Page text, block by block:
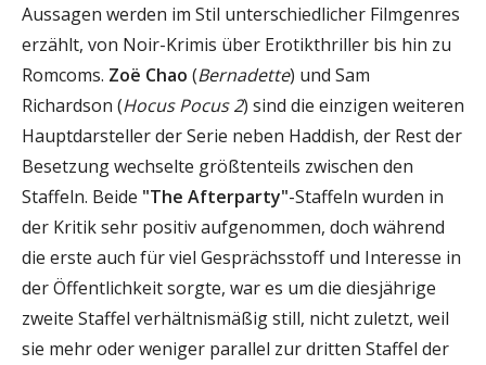
Aussagen werden im Stil unterschiedlicher Filmgenres
erzählt, von Noir-Krimis über Erotikthriller bis hin zu
Romcoms. Zoë Chao (Bernadette) und Sam
Richardson (Hocus Pocus 2) sind die einzigen weiteren
Hauptdarsteller der Serie neben Haddish, der Rest der
Besetzung wechselte größtenteils zwischen den
Staffeln. Beide "The Afterparty"-Staffeln wurden in
der Kritik sehr positiv aufgenommen, doch während
die erste auch für viel Gesprächsstoff und Interesse in
der Öffentlichkeit sorgte, war es um die diesjährige
zweite Staffel verhältnismäßig still, nicht zuletzt, weil
sie mehr oder weniger parallel zur dritten Staffel der